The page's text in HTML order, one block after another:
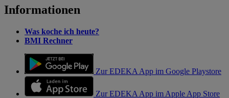
Informationen
Was koche ich heute?
BMI Rechner
Zur EDEKA App im Google Playstore
Zur EDEKA App im Apple App Store